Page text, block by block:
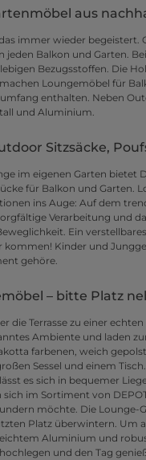
aus
immer wieder begeistert.
jeden Balkon und Garten.
Bezugsstoffen. Die
Loungemöbel für
enthalten. Neben
und Aluminium.
Sitzsäcke,
im eigenen Garten bietet
für Balkon und Garten.
ins Auge: Auf dem
Verarbeitung und
Ein
kommen! Kinder und
gehöre.
– bitte Platz
die Terrasse zu einer
Ambiente und laden
farbenen, weich
Sessel und einem
es sich in bequemer
im Sortiment von
möchte. Die Lounge-
Platz überwintern. Um
Aluminium und
und den Tag